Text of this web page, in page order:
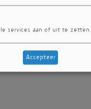
services aan of uit te zetten.
Accepteer